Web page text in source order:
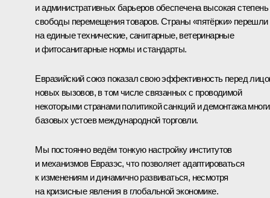
и административных барьеров обеспечена высокая степень
свободы перемещения товаров. Страны «пятёрки» перешли
на единые технические, санитарные, ветеринарные
и фитосанитарные нормы и стандарты.
Евразийский союз показал свою эффективность перед
новых вызовов, в том числе связанных с проводимой
некоторыми странами политикой санкций и демонтажа
базовых устоев международной торговли.
Мы постоянно ведём тонкую настройку институтов
и механизмов Евразэс, что позволяет адаптироваться
к изменениям и динамично развиваться, несмотря
на кризисные явления в глобальной экономике.